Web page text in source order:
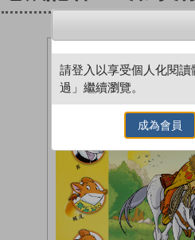
請登入以享受個人化閱讀
過」繼續瀏覽。
成為會員